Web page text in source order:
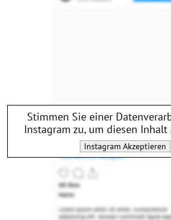
Stimmen Sie einer
Instagram zu, um diesen Inhalt
InstagramAkzeptieren